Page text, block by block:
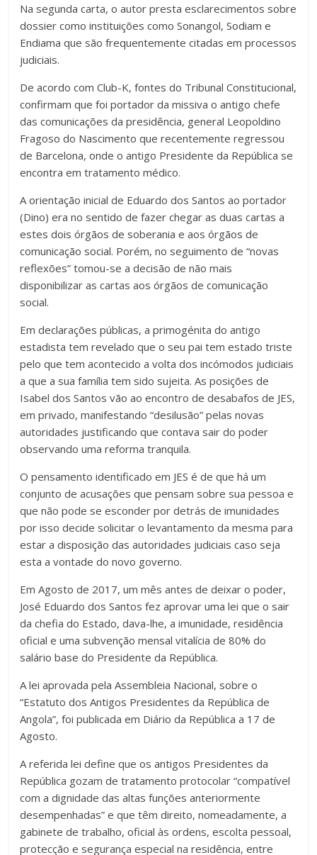
Na segunda carta, o autor presta esclarecimentos sobre
dossier como instituições como Sonangol, Sodiam e
Endiama que são frequentemente citadas em processos
judiciais.
De acordo com Club-K, fontes do Tribunal Constitucional,
confirmam que foi portador da missiva o antigo chefe
das comunicações da presidência, general Leopoldino
Fragoso do Nascimento que recentemente regressou
de Barcelona, onde o antigo Presidente da República se
encontra em tratamento médico.
A orientação inicial de Eduardo dos Santos ao portador
(Dino) era no sentido de fazer chegar as duas cartas a
estes dois órgãos de soberania e aos órgãos de
comunicação social. Porém, no seguimento de “novas
reflexões” tomou-se a decisão de não mais
disponibilizar as cartas aos órgãos de comunicação
social.
Em declarações públicas, a primogénita do antigo
estadista tem revelado que o seu pai tem estado triste
pelo que tem acontecido a volta dos incómodos judiciais
a que a sua família tem sido sujeita. As posições de
Isabel dos Santos vão ao encontro de desabafos de JES,
em privado, manifestando “desilusão” pelas novas
autoridades justificando que contava sair do poder
observando uma reforma tranquila.
O pensamento identificado em JES é de que há um
conjunto de acusações que pensam sobre sua pessoa e
que não pode se esconder por detrás de imunidades
por isso decide solicitar o levantamento da mesma para
estar a disposição das autoridades judiciais caso seja
esta a vontade do novo governo.
Em Agosto de 2017, um mês antes de deixar o poder,
José Eduardo dos Santos fez aprovar uma lei que o sair
da chefia do Estado, dava-lhe, a imunidade, residência
oficial e uma subvenção mensal vitalícia de 80% do
salário base do Presidente da República.
A lei aprovada pela Assembleia Nacional, sobre o
“Estatuto dos Antigos Presidentes da República de
Angola”, foi publicada em Diário da República a 17 de
Agosto.
A referida lei define que os antigos Presidentes da
República gozam de tratamento protocolar “compatível
com a dignidade das altas funções anteriormente
desempenhadas” e que têm direito, nomeadamente, a
gabinete de trabalho, oficial às ordens, escolta pessoal,
protecção e segurança especial na residência, entre